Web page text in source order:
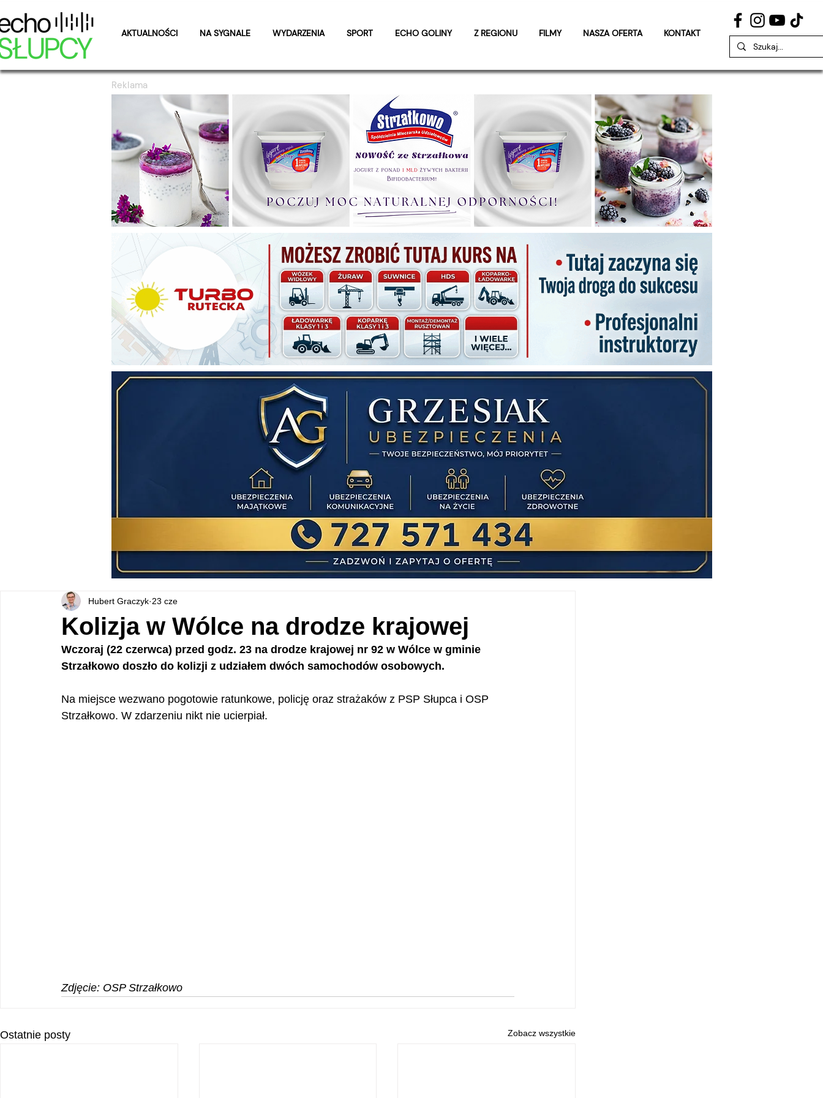
AKTUALNOŚCI NA SYGNALE WYDARZENIA SPORT ECHO GOLINY Z REGIONU FILMY NASZA OFERTA KONTAKT
Reklama
Kolizja w Wólce na drodze krajowej
Hubert Graczyk 23 cze
Wczoraj (22 czerwca) przed godz. 23 na drodze krajowej nr 92 w Wólce w gminie
Strzałkowo doszło do kolizji z udziałem dwóch samochodów osobowych.
Na miejsce wezwano pogotowie ratunkowe, policję oraz strażaków z PSP Słupca i OSP
Strzałkowo. W zdarzeniu nikt nie ucierpiał.
Zdjęcie: OSP Strzałkowo
Ostatnie posty Zobacz wszystkie